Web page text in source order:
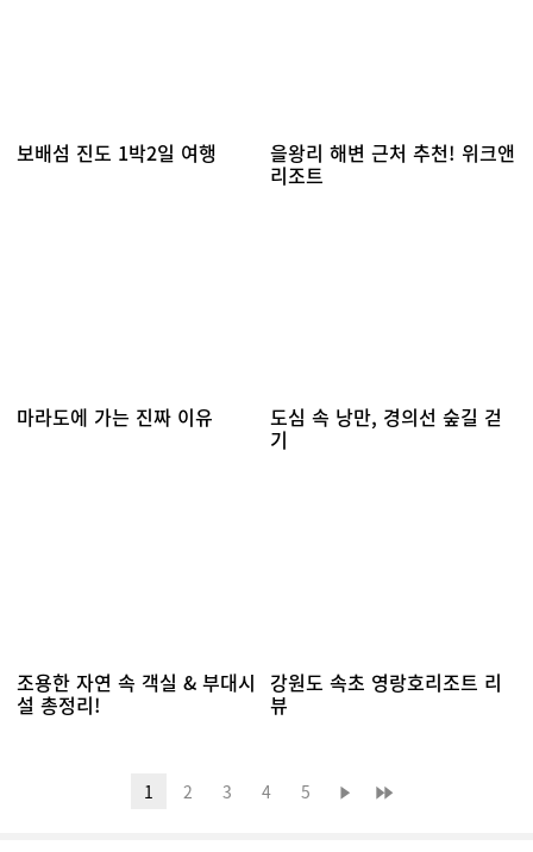
보배섬 진도 1박2일 여행 을왕리 해변 근처 추천! 위크앤
리조트
마라도에 가는 진짜 이유 도심 속 낭만, 경의선 숲길 걷
기
조용한 자연 속 객실 & 부대시
설 총정리!
강원도 속초 영랑호리조트 리
뷰
1 2 3 4 5